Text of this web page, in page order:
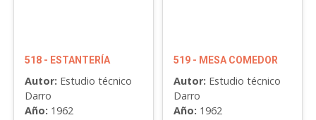
518 - ESTANTERÍA
Autor: Estudio técnico
Darro
Año: 1962
519 - MESA COMEDOR
Autor: Estudio técnico
Darro
Año: 1962